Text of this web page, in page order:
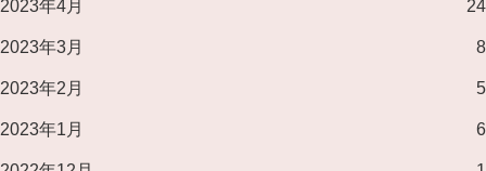
2023年4月 24
2023年3月 8
2023年2月 5
2023年1月 6